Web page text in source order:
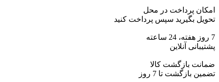
امکان پرداخت در محل
تحویل بگیرید سپس پرداخت کنید
7 روز هفته، 24 ساعته
پشتیبانی آنلاین
ضمانت بازگشت کالا
تضمین بازگشت تا 7 روز